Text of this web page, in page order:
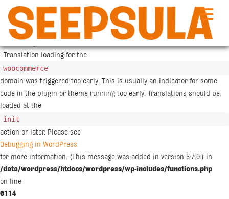
Notice
: Function _load_textdomain_just_in_time was called
. Translation loading for the
woocommerce
domain was triggered too early. This is usually an indicator for some
code in the plugin or theme running too early. Translations should be
loaded at the
init
action or later. Please see
Debugging in WordPress
for more information. (This message was added in version 6.7.0.) in
/data/wordpress/htdocs/wordpress/wp-includes/functions.php
on line
6114
Siirry
sisältöön